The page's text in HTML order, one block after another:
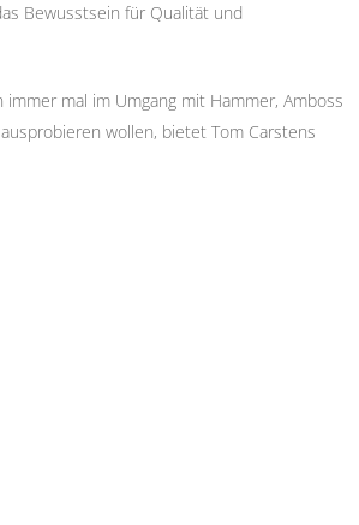
Bewusstsein für Qualität und
immer mal im Umgang mit Hammer, Amboss
wollen, bietet Tom Carstens